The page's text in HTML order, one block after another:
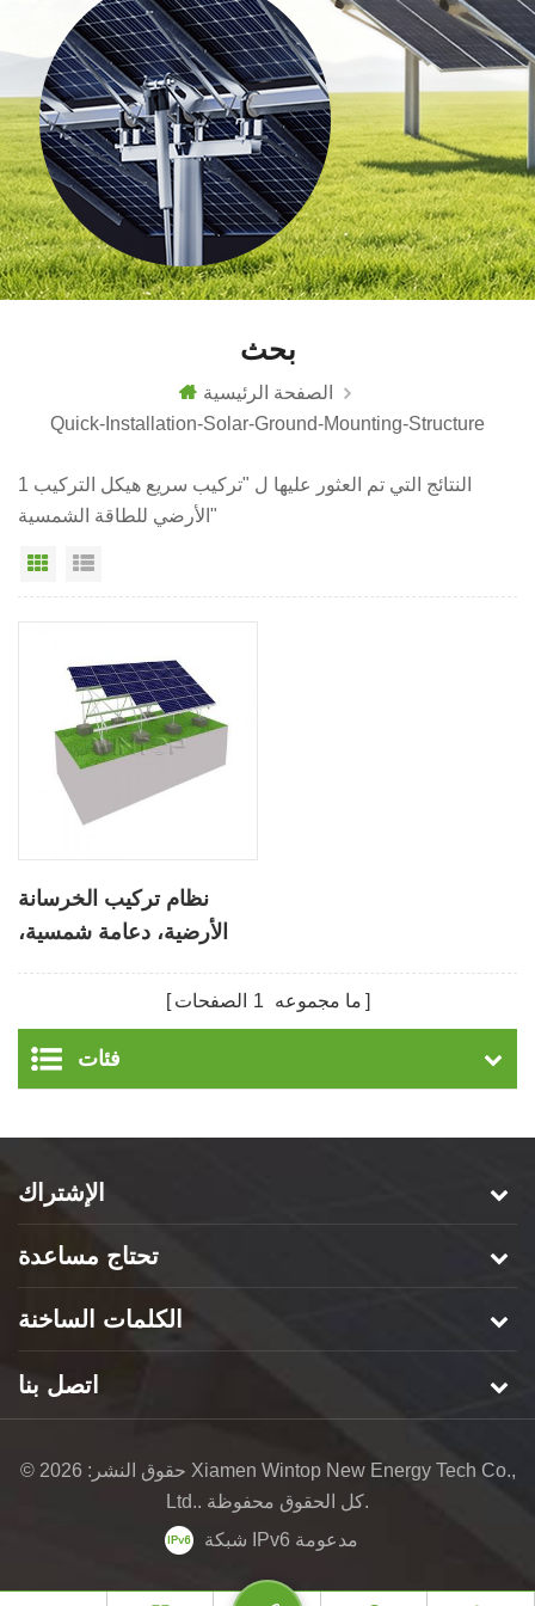
بحث
الصفحة الرئيسية
Quick-Installation-Solar-Ground-Mounting-Structure
1 النتائج التي تم العثور عليها ل "تركيب سريع هيكل التركيب
الأرضي للطاقة الشمسية"
عرض شبكي
نظام تركيب الخرسانة
الأرضية، دعامة شمسية،
الأمد، زاوية قابلة للتعديل
ما مجموعه 1 الصفحات
فئات
الإشتراك
تحتاج مساعدة
الكلمات الساخنة
اتصل بنا
© حقوق النشر: 2026 Xiamen Wintop New Energy Tech Co.,
Ltd.. كل الحقوق محفوظة.
شبكة IPv6 مدعومة